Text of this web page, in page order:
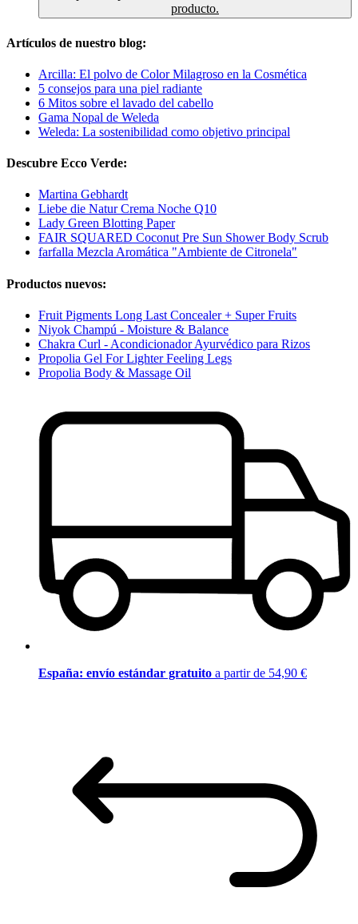
producto.
Artículos de nuestro blog:
Arcilla: El polvo de Color Milagroso en la Cosmética
5 consejos para una piel radiante
6 Mitos sobre el lavado del cabello
Gama Nopal de Weleda
Weleda: La sostenibilidad como objetivo principal
Descubre Ecco Verde:
Martina Gebhardt
Liebe die Natur Crema Noche Q10
Lady Green Blotting Paper
FAIR SQUARED Coconut Pre Sun Shower Body Scrub
farfalla Mezcla Aromática "Ambiente de Citronela"
Productos nuevos:
Fruit Pigments Long Last Concealer + Super Fruits
Niyok Champú - Moisture & Balance
Chakra Curl - Acondicionador Ayurvédico para Rizos
Propolia Gel For Lighter Feeling Legs
Propolia Body & Massage Oil
España: envío estándar gratuito a partir de 54,90 €